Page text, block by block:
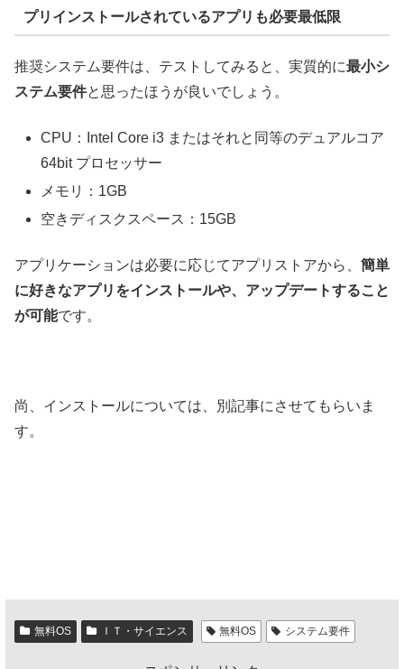
プリインストールされているアプリも必要最低限
推奨システム要件は、テストしてみると、実質的に最小シ
ステム要件と思ったほうが良いでしょう。
CPU：Intel Core i3 またはそれと同等のデュアルコア
64bit プロセッサー
メモリ：1GB
空きディスクスペース：15GB
アプリケーションは必要に応じてアプリストアから、 簡単
に好きなアプリをインストールや、アップデートすること
が可能です。
尚、インストールについては、別記事にさせてもらいま
す。
無料OS ＩＴ・サイエンス 無料OS システム要件